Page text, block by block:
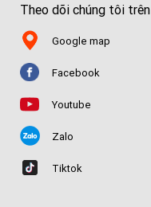
Theo dõi chúng tôi trên
Google map
Facebook
Youtube
Zalo
Tiktok